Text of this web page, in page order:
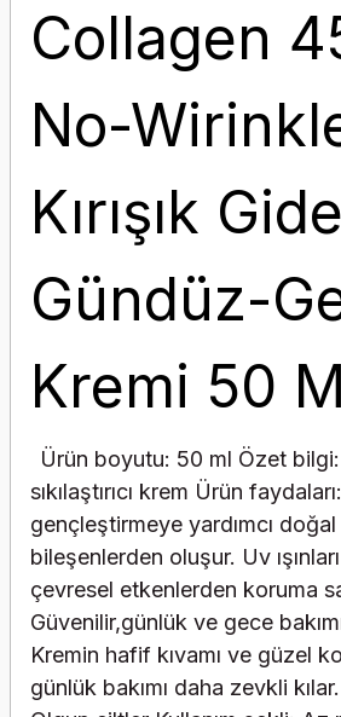
Collagen
No-
Kırışık
Gündüz-
Kremi 50
Ürün boyutu: 50 ml Özet bilgi:
sıkılaştırıcı krem Ürün
gençleştirmeye yardımcı
bileşenlerden oluşur. Uv
çevresel etkenlerden koruma
Güvenilir,günlük ve gece
Kremin hafif kıvamı ve güzel
günlük bakımı daha zevkli